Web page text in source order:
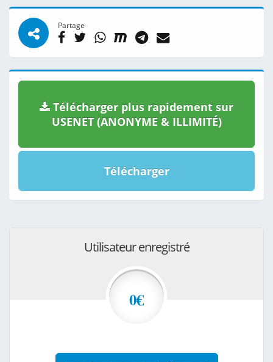
Partage
Télécharger plus rapidement sur
USENET (ANONYME & ILLIMITÉ)
Télécharger
Utilisateur enregistré
0€